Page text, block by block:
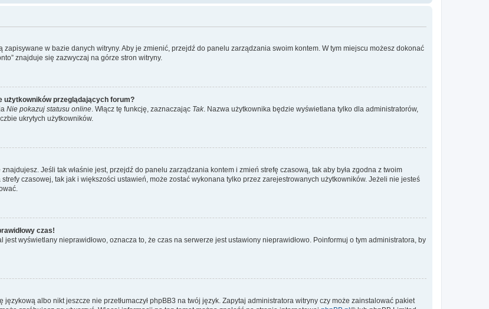
w bazie danych witryny. Aby je zmienić, przejdź do panelu zarządzania swoim kontem. W tym miejscu możesz dokonać
znajduje się zazwyczaj na górze stron witryny.
użytkowników przeglądających forum?
Nie pokazuj statusu online . Włącz tę funkcję, zaznaczając Tak. Nazwa użytkownika będzie wyświetlana tylko dla administratorów,
ukrytych użytkowników.
Jeśli tak właśnie jest, przejdź do panelu zarządzania kontem i zmień strefę czasową, tak aby była zgodna z twoim
czasowej, tak jak i większości ustawień, może zostać wykonana tylko przez zarejestrowanych użytkowników. Jeżeli nie jesteś
czas!
wyświetlany nieprawidłowo, oznacza to, że czas na serwerze jest ustawiony nieprawidłowo. Poinformuj o tym administratora, by
albo nikt jeszcze nie przetłumaczył phpBB3 na twój język. Zapytaj administratora witryny czy może zainstalować pakiet